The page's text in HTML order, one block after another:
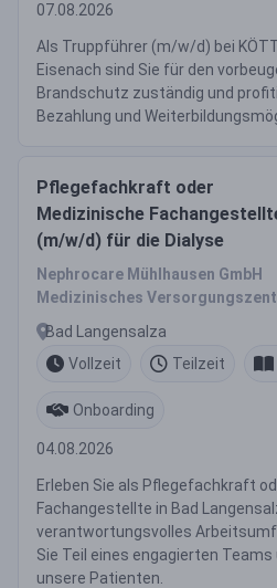
07.08.2026
Als Truppführer (m/w/d) bei
Eisenach sind Sie für den
Brandschutz zuständig und
Bezahlung und
Pflegefachkraft oder
Medizinische
(m/w/d) für die Dialyse
Nephrocare Mühlhausen GmbH
Medizinisches
Bad Langensalza
Vollzeit
Teilzeit
Onboarding
04.08.2026
Erleben Sie als Pflegefachkraft
Fachangestellte in Bad
verantwortungsvolles
Sie Teil eines engagierten
unsere Patienten.